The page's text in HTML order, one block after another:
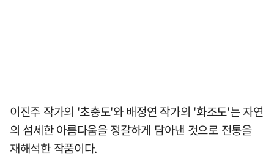
이진주 작가의 '초충도'와 배정연 작가의 '화조도'는 자연
의 섬세한 아름다움을 정갈하게 담아낸 것으로 전통을
재해석한 작품이다.